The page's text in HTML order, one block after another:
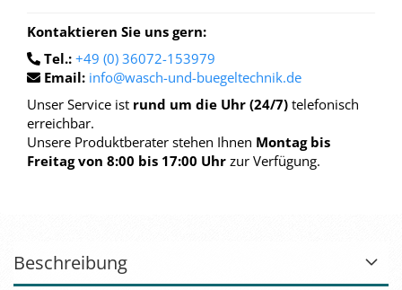
Kontaktieren Sie uns gern:
Tel.: +49 (0) 36072-153979
Email: info@wasch-und-buegeltechnik.de
Unser Service ist rund um die Uhr (24/7) telefonisch
erreichbar.
Unsere Produktberater stehen Ihnen Montag bis
Freitag von 8:00 bis 17:00 Uhr zur Verfügung.
Beschreibung